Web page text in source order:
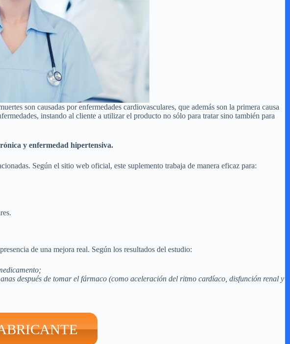
son causadas por enfermedades cardiovasculares, que además son la primera causa
instando al cliente a utilizar el producto no sólo para tratar sino también para
y enfermedad hipertensiva.
Según el sitio web oficial, este suplemento trabaja de manera eficaz para:
de una mejora real. Según los resultados del estudio:
después de tomar el fármaco (como aceleración del ritmo cardíaco, disfunción renal y